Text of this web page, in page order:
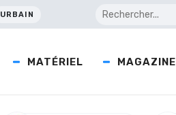
URBAIN
MATÉRIEL MAGAZINE